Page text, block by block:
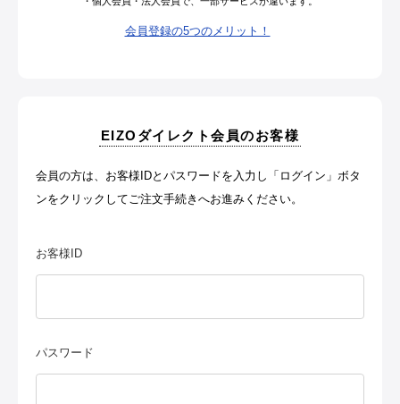
会員登録の5つのメリット！
EIZOダイレクト会員のお客様
会員の方は、お客様IDとパスワードを入力し「ログイン」ボタ
ンをクリックしてご注文手続きへお進みください。
お客様ID
パスワード